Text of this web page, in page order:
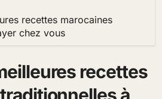
recettes marocaines
chez vous
recettes